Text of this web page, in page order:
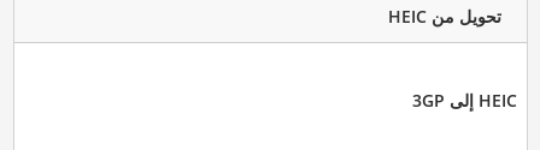
تحويل من HEIC
HEIC إلى 3GP